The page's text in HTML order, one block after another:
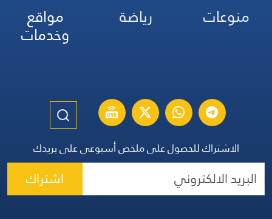
منوعات
رياضة مواقع
وخدمات
الاشتراك للحصول على ملخص أسبوعي على بريدك
اشتراك